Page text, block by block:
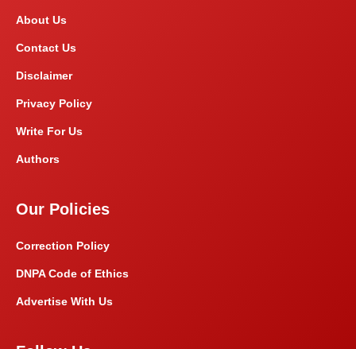
About Us
Contact Us
Disclaimer
Privacy Policy
Write For Us
Authors
Our Policies
Correction Policy
DNPA Code of Ethics
Advertise With Us